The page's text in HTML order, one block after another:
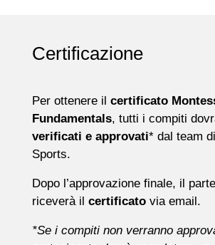
Certificazione
Per ottenere il certificato
Fundamentals, tutti i compiti
verificati e approvati* dal team
Sports.
Dopo l’approvazione finale, il
riceverà il certificato via email.
*Se i compiti non verranno